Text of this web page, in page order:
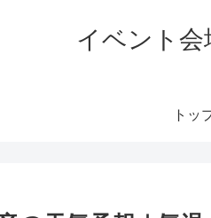
イベント
トッ